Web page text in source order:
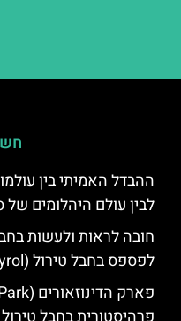
ההבדל האמיתי בין
לבין עולם היהלומים של
חובה לראות ולעשות
לפספס בחבל טירול (Tyrol)